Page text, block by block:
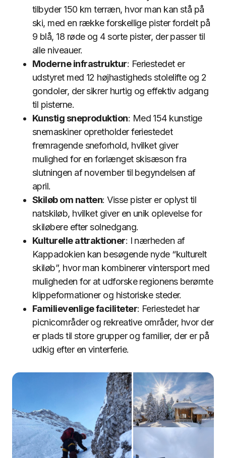
tilbyder 150 km terræn, hvor man kan stå på
ski, med en række forskellige pister fordelt på
9 blå, 18 røde og 4 sorte pister, der passer til
alle niveauer.
Moderne infrastruktur: Feriestedet er
udstyret med 12 højhastigheds stolelifte og 2
gondoler, der sikrer hurtig og effektiv adgang
til pisterne.
Kunstig sneproduktion: Med 154 kunstige
snemaskiner opretholder feriestedet
fremragende sneforhold, hvilket giver
mulighed for en forlænget skisæson fra
slutningen af november til begyndelsen af
april.
Skiløb om natten: Visse pister er oplyst til
natskiløb, hvilket giver en unik oplevelse for
skiløbere efter solnedgang.
Kulturelle attraktioner: I nærheden af
Kappadokien kan besøgende nyde “kulturelt
skiløb”, hvor man kombinerer vintersport med
muligheden for at udforske regionens berømte
klippeformationer og historiske steder.
Familievenlige faciliteter: Feriestedet har
picnicområder og rekreative områder, hvor der
er plads til store grupper og familier, der er på
udkig efter en vinterferie.